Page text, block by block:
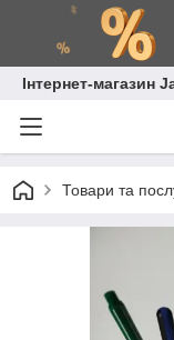
Інтернет-магазин
Товари та